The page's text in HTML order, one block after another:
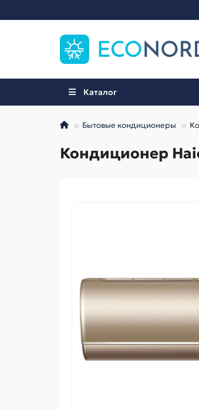
Каталог
Бытовые кондиционеры
Кондиционер